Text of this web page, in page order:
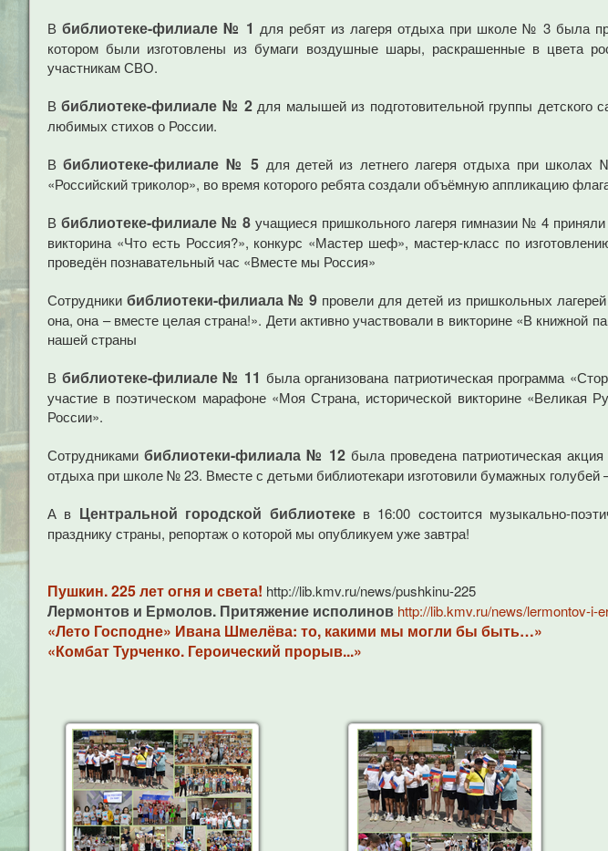
В библиотеке-филиале № 1 для ребят из лагеря отдыха при школе № 3 была
котором были изготовлены из бумаги воздушные шары, раскрашенные в цвета
участникам СВО.
Вбиблиотеке-филиале № 2для малышей из подготовительной группы детского
любимых стихов о России.
Вбиблиотеке-филиале № 5 для детей из летнего лагеря отдыха при
«Российский триколор», во время которого ребята создали объёмную аппликацию
В библиотеке-филиале № 8 учащиеся пришкольного лагеря гимназии № 4
викторина «Что есть Россия?», конкурс «Мастер шеф», мастер-класс по
проведён познавательный час «Вместе мы Россия»
Сотрудники библиотеки-филиала № 9 провели для детей из пришкольных
она, она – вместе целая страна!». Дети активно участвовали в викторине «В
нашей страны
В библиотеке-филиале № 11 была организована патриотическая программа
участие в поэтическом марафоне «Моя Страна, исторической викторине
России».
Сотрудниками библиотеки-филиала № 12была проведена патриотическая
отдыха при школе № 23. Вместе с детьми библиотекари изготовили бумажных
А в Центральной городской библиотекев 16:00 состоится музыкально-
празднику страны, репортаж о которой мы опубликуем уже завтра!
Пушкин. 225 лет огня и света! http://lib.kmv.ru/news/pushkinu-225
Лермонтов и Ермолов. Притяжение исполинов http://lib.kmv.ru/news/lermontov-i-
«Лето Господне» Ивана Шмелёва: то, какими мы могли бы быть…»
«Комбат Турченко. Героический прорыв...»